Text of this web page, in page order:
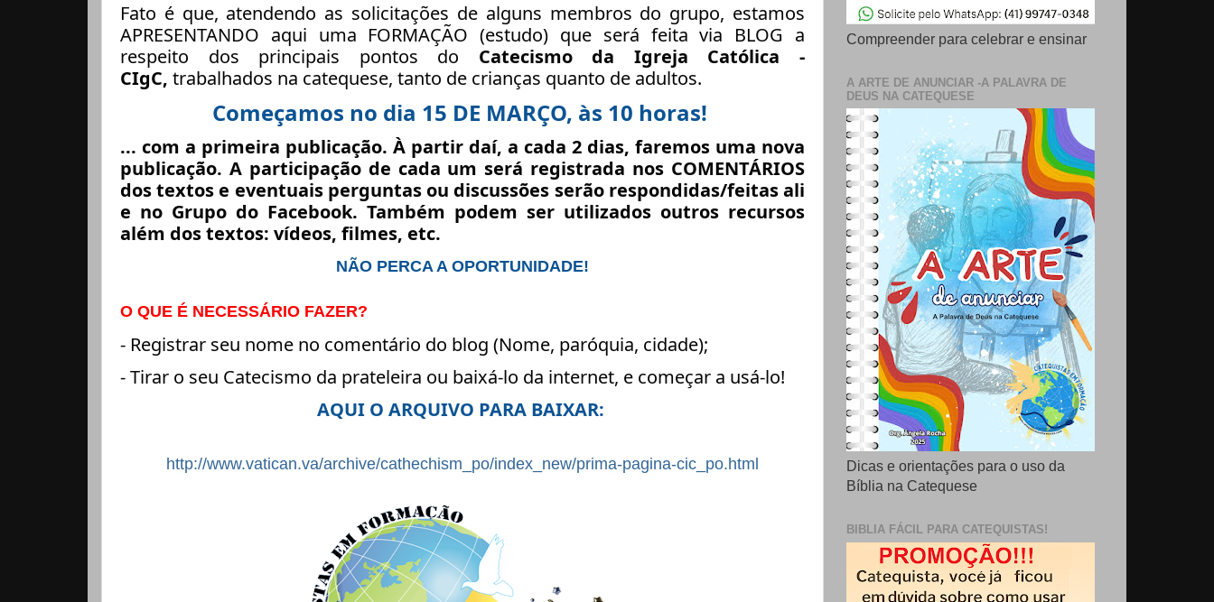
Fato é que, atendendo as solicitações de alguns membros do grupo, estamos
APRESENTANDO aqui uma FORMAÇÃO (estudo) que será feita via BLOG a
respeito dos principais pontos do Catecismo da Igreja Católica -
CIgC, trabalhados na catequese, tanto de crianças quanto de adultos.
Começamos no dia 15 DE MARÇO, às 10 horas!
... com a primeira publicação. À partir daí, a cada 2 dias, faremos uma nova
publicação. A participação de cada um será registrada nos COMENTÁRIOS
dos textos e eventuais perguntas ou discussões serão respondidas/feitas ali
e no Grupo do Facebook. Também podem ser utilizados outros recursos
além dos textos: vídeos, filmes, etc.
NÃO PERCA A OPORTUNIDADE!
O QUE É NECESSÁRIO FAZER?
- Registrar seu nome no comentário do blog (Nome, paróquia, cidade);
- Tirar o seu Catecismo da prateleira ou baixá-lo da internet, e começar a usá-lo!
AQUI O ARQUIVO PARA BAIXAR:
http://www.vatican.va/archive/cathechism_po/index_new/prima-pagina-cic_po.html
Compreender para celebrar e ensinar
A ARTE DE ANUNCIAR -A PALAVRA DE
DEUS NA CATEQUESE
Dicas e orientações para o uso da
Bíblia na Catequese
BIBLIA FÁCIL PARA CATEQUISTAS!